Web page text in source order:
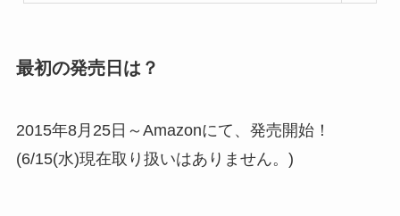
最初の発売日は？
2015年8月25日～Amazonにて、発売開始！
(6/15(水)現在取り扱いはありません。)